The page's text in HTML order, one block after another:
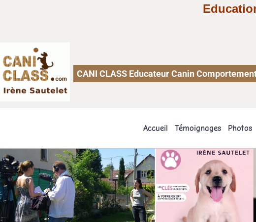
CANI CLASS Educateur Canin
Accueil Témoignages Photos